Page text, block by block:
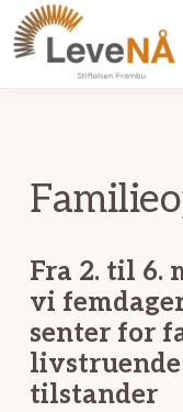
Hopp
til
hovedinnhold
Fra 2. til 6.
vi
senter for
livstruende
tilstander